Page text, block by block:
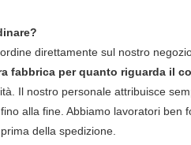
direttamente sul nostro
fabbrica per quanto riguarda il
Il nostro personale attribuisce
alla fine. Abbiamo lavoratori
della spedizione.